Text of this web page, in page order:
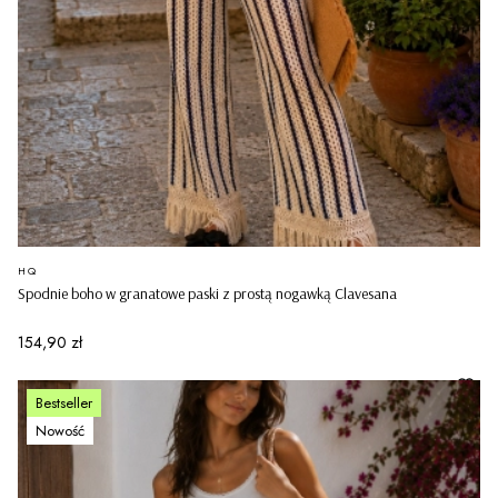
Spodnie boho w granatowe paski z prostą nogawką Clavesana
PRODUCENT
HQ
Cena
154,90 zł
Bestseller
Nowość